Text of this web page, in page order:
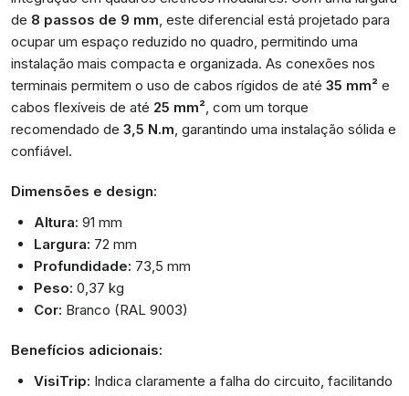
de 8 passos de 9 mm, este diferencial está projetado para
ocupar um espaço reduzido no quadro, permitindo uma
instalação mais compacta e organizada. As conexões nos
terminais permitem o uso de cabos rígidos de até 35 mm² e
cabos flexíveis de até 25 mm², com um torque
recomendado de 3,5 N.m, garantindo uma instalação sólida e
confiável.
Dimensões e design:
Altura: 91 mm
Largura: 72 mm
Profundidade: 73,5 mm
Peso: 0,37 kg
Cor: Branco (RAL 9003)
Benefícios adicionais:
VisiTrip: Indica claramente a falha do circuito, facilitando